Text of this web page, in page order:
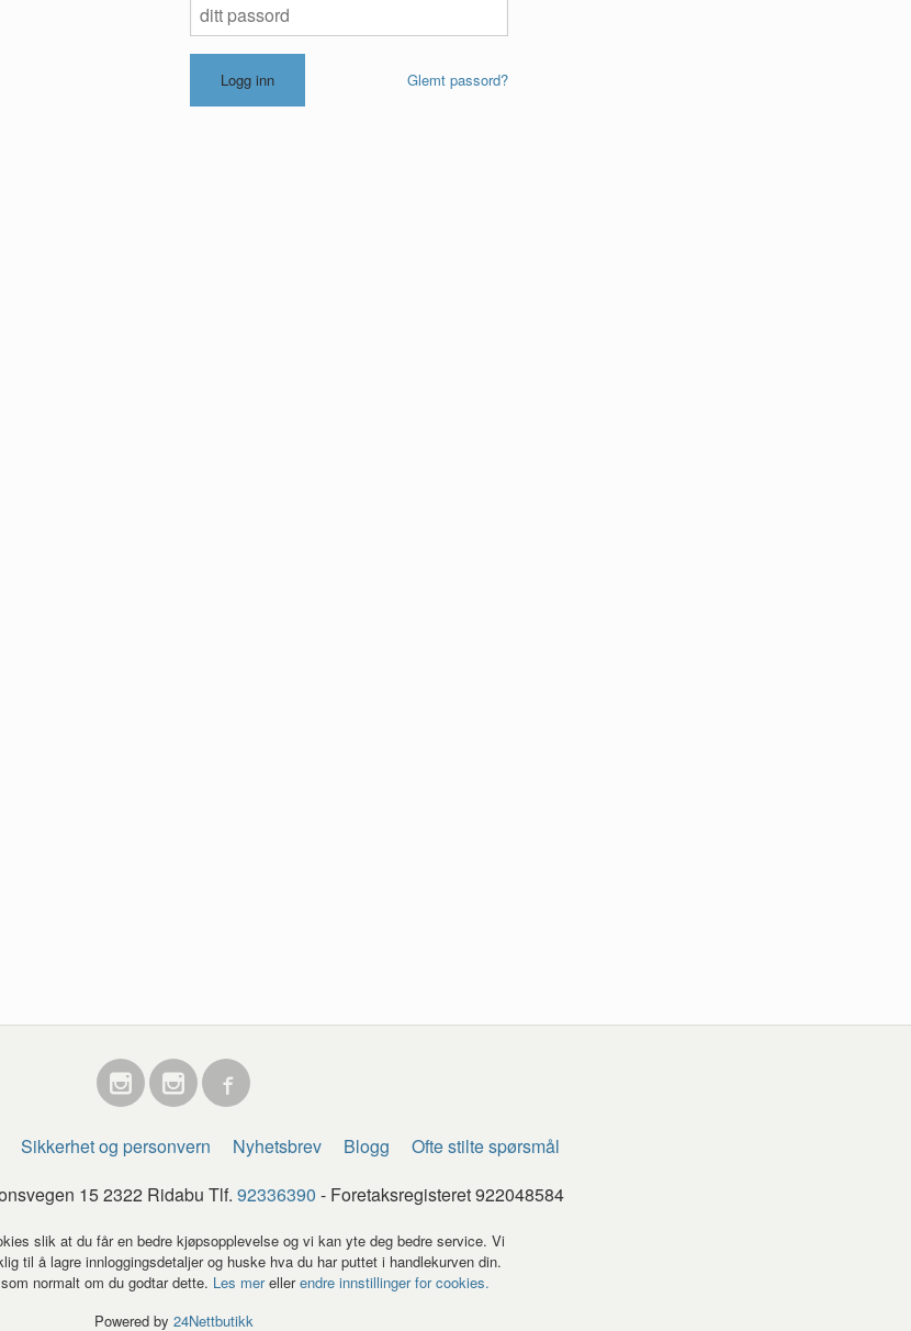
Glemt passord?
Sikkerhet og personvern Nyhetsbrev Blogg
Ofte stilte spørsmål
15 2322 Ridabu Tlf. 92336390 - Foretaksregisteret 922048584
slik at du får en bedre kjøpsopplevelse og vi kan yte deg bedre service. Vi
til å lagre innloggingsdetaljer og huske hva du har puttet i handlekurven din.
normalt om du godtar dette. Les merellerendre innstillinger for cookies.
Powered by 24Nettbutikk